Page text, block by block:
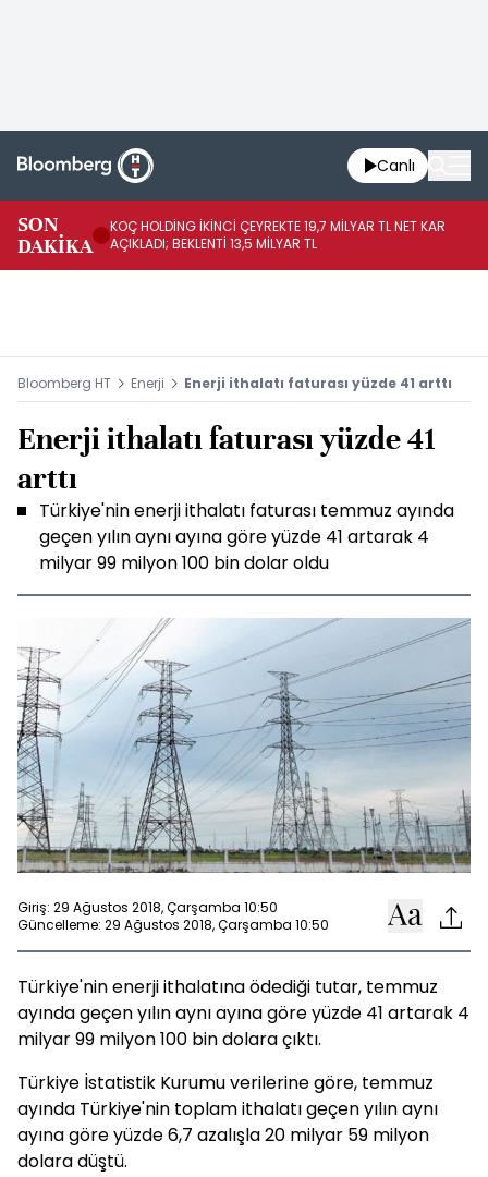
Canlı
SON
DAKİKA
KOÇ HOLDİNG İKİNCİ ÇEYREKTE 19,7 MİLYAR TL NET KAR
AÇIKLADI; BEKLENTİ 13,5 MİLYAR TL
Bloomberg HT Enerji Enerji ithalatı faturası yüzde 41 arttı
Enerji ithalatı faturası yüzde 41
arttı
Türkiye'nin enerji ithalatı faturası temmuz ayında
geçen yılın aynı ayına göre yüzde 41 artarak 4
milyar 99 milyon 100 bin dolar oldu
Giriş: 29 Ağustos 2018, Çarşamba 10:50
Güncelleme: 29 Ağustos 2018, Çarşamba 10:50
Türkiye'nin enerji ithalatına ödediği tutar, temmuz
ayında geçen yılın aynı ayına göre yüzde 41 artarak 4
milyar 99 milyon 100 bin dolara çıktı.
Türkiye İstatistik Kurumu verilerine göre, temmuz
ayında Türkiye'nin toplam ithalatı geçen yılın aynı
ayına göre yüzde 6,7 azalışla 20 milyar 59 milyon
dolara düştü.